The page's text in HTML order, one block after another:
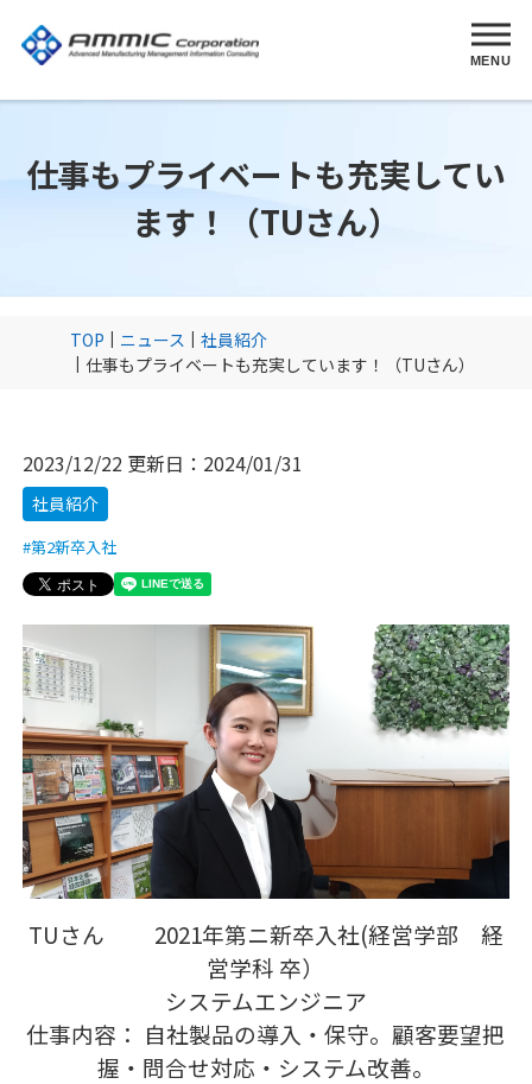
MENU
仕事もプライベートも充実してい
ます！（TUさん）
TOP ニュース
社員紹介
仕事もプライベートも充実しています！（TUさん）
2023/12/22 更新日： 2024/01/31
社員紹介
第2新卒入社
TUさん 2021年第ニ新卒入社(経営学部 経
営学科 卒）
システムエンジニア
仕事内容： 自社製品の導入・保守。顧客要望把
握・問合せ対応・システム改善。